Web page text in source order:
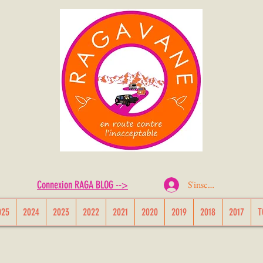
Connexion RAGA BLOG --> S'inscrire ou Se
2024 2023 2022 2021 2020 2019 2018 2017